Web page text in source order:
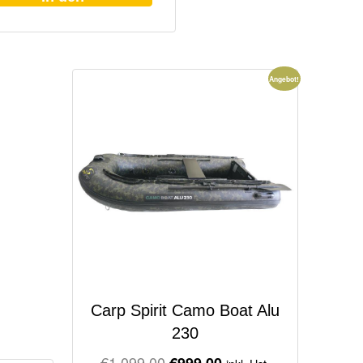
Angebot!
Carp Spirit Camo Boat Alu
230